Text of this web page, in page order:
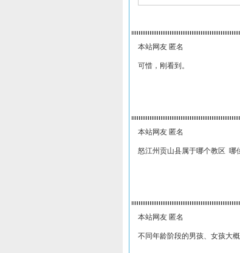
本站网友 匿名
可惜，刚看到。
本站网友 匿名
怒江州贡山县属于哪个教区 哪
本站网友 匿名
不同年龄阶段的男孩、女孩大